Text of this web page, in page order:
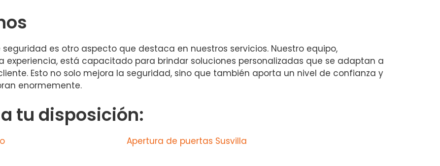
es otro aspecto que destaca en nuestros servicios. Nuestro equipo,
experiencia, está capacitado para brindar soluciones personalizadas que se adaptan a
Esto no solo mejora la seguridad, sino que también aporta un nivel de confianza y
enormemente.
tu disposición:
Apertura de puertas Susvilla